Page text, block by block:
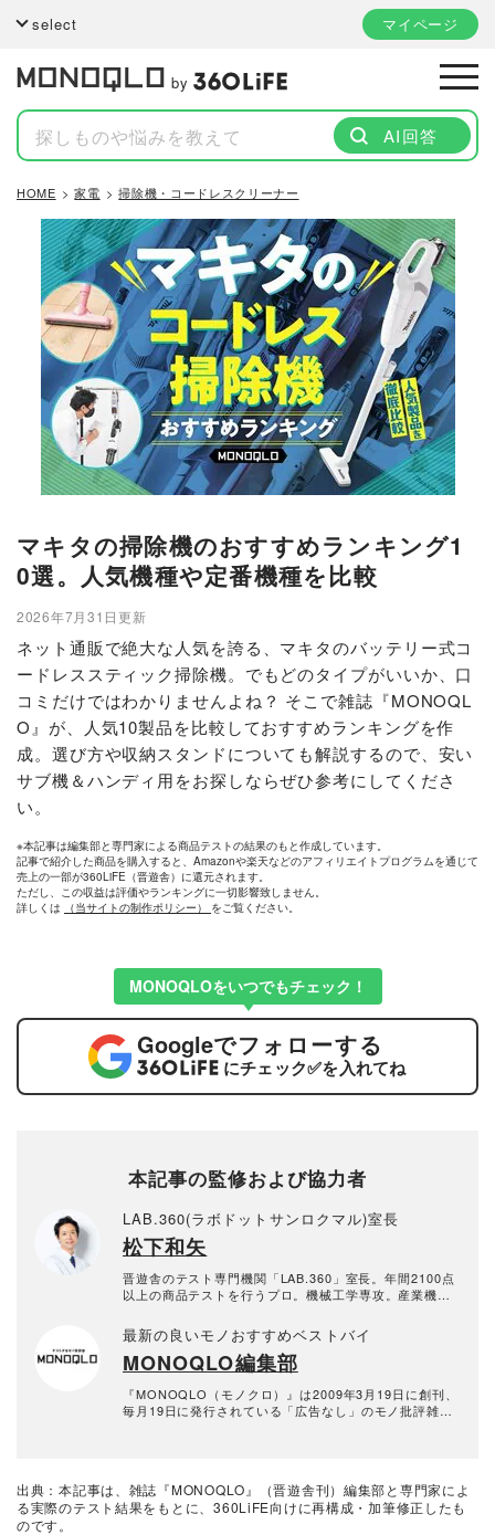
select マイページ
by
AI回答
HOME 家電 掃除機・コードレスクリーナー
マキタの掃除機のおすすめランキング1
0選。人気機種や定番機種を比較
2026年7月31日更新
ネット通販で絶大な人気を誇る、マキタのバッテリー式コ
ードレススティック掃除機。でもどのタイプがいいか、口
コミだけではわかりませんよね？ そこで雑誌『MONOQL
O』が、人気10製品を比較しておすすめランキングを作
成。選び方や収納スタンドについても解説するので、安い
サブ機＆ハンディ用をお探しならぜひ参考にしてくださ
い。
※本記事は編集部と専門家による商品テストの結果のもと作成しています。
記事で紹介した商品を購入すると、Amazonや楽天などのアフィリエイトプログラムを通じて
売上の一部が360LiFE（晋遊舎）に還元されます。
ただし、この収益は評価やランキングに一切影響致しません。
詳しくは
（当サイトの制作ポリシー） をご覧ください。
MONOQLOをいつでもチェック！
Googleでフォローする
にチェック✅を入れてね
本記事の監修および協力者
LAB.360(ラボドットサンロクマル)室長
松下和矢
晋遊舎のテスト専門機関「LAB.360」室長。年間2100点
以上の商品テストを行うプロ。機械工学専攻。産業機械
を経て、民間の試験機関で多くの商品テストに従事。テ
スト方法の立案から試験デザイン、試験装置の製作、テ
スト実施まで一貫した商品テストを手がける。日用雑貨
品や家電製品が専門。テスト方法の妥当性を担保しつ
つ、誰が見ても一目で結果が分かるビジュアル性を伴う
手法を心がけている。趣味はプラモデル作り。
最新の良いモノおすすめベストバイ
MONOQLO編集部
『MONOQLO（モノクロ）』は2009年3月19日に創刊、
毎月19日に発行されている「広告なし」のモノ批評雑誌
に良いモノ」だけを厳選して紹介。編集長・山田和樹を
中心に、11名以上の編集体制で日々の検証・記事制作を
出典：本記事は、雑誌『MONOQLO』（晋遊舎刊）編集部と専門家によ
る実際のテスト結果をもとに、360LiFE向けに再構成・加筆修正したも
のです。